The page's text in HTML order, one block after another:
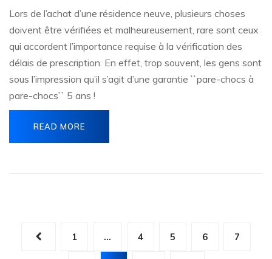
Lors de l’achat d’une résidence neuve, plusieurs choses
doivent être vérifiées et malheureusement, rare sont ceux
qui accordent l’importance requise à la vérification des
délais de prescription. En effet, trop souvent, les gens sont
sous l’impression qu’il s’agit d’une garantie ``pare-chocs à
pare-chocs`` 5 ans !
READ MORE
Pagination
1 … 4 5 6 7